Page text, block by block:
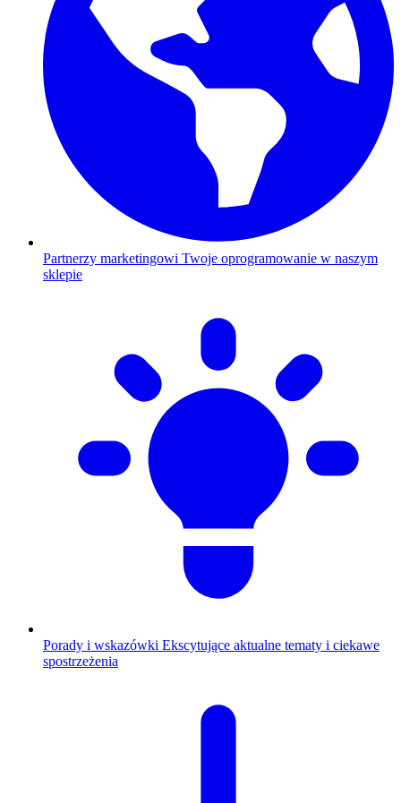
Partnerzy marketingowi Twoje oprogramowanie w naszym
sklepie
Porady i wskazówki Ekscytujące aktualne tematy i ciekawe
spostrzeżenia